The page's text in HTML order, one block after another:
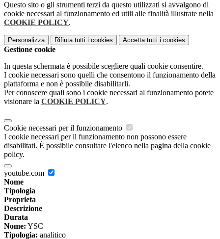
Questo sito o gli strumenti terzi da questo utilizzati si avvalgono di
cookie necessari al funzionamento ed utili alle finalità illustrate nella
COOKIE POLICY.
Personalizza Rifiuta tutti i cookies Accetta tutti i cookies
Gestione cookie
In questa schermata è possibile scegliere quali cookie consentire.
I cookie necessari sono quelli che consentono il funzionamento della
piattaforma e non è possibile disabilitarli.
Per conoscere quali sono i cookie necessari al funzionamento potete
visionare la COOKIE POLICY.
Cookie necessari per il funzionamento
I cookie necessari per il funzionamento non possono essere
disabilitati. È possibile consultare l'elenco nella pagina della cookie
policy.
youtube.com
Nome
Tipologia
Proprieta
Descrizione
Durata
Nome: YSC
Tipologia: analitico